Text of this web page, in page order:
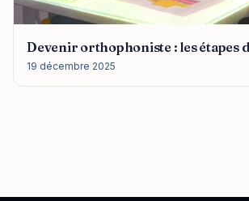
Devenir orthophoniste : les étapes
19 décembre 2025